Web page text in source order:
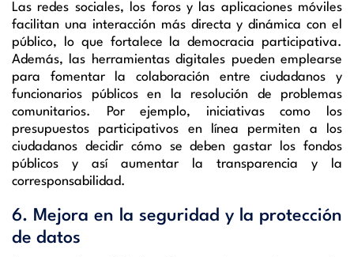
Las redes sociales, los foros y las aplicaciones móviles
facilitan una interacción más directa y dinámica con el
público, lo que fortalece la democracia participativa.
Además, las herramientas digitales pueden emplearse
para fomentar la colaboración entre ciudadanos y
funcionarios públicos en la resolución de problemas
comunitarios. Por ejemplo, iniciativas como los
presupuestos participativos en línea permiten a los
ciudadanos decidir cómo se deben gastar los fondos
públicos y así aumentar la transparencia y la
corresponsabilidad.
6. Mejora en la seguridad y la protección
de datos